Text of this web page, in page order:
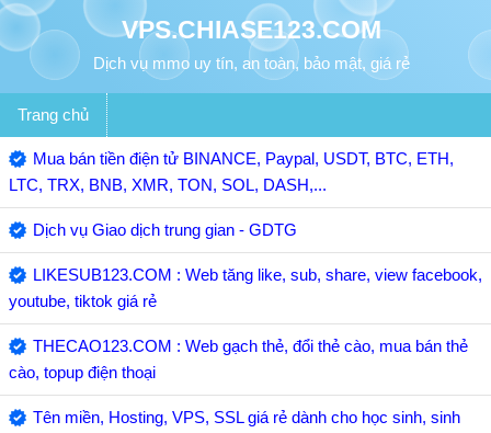
VPS.CHIASE123.COM
Dịch vụ mmo uy tín, an toàn, bảo mật, giá rẻ
Trang chủ
Mua bán tiền điện tử BINANCE, Paypal, USDT, BTC, ETH,
LTC, TRX, BNB, XMR, TON, SOL, DASH,...
Dịch vụ Giao dịch trung gian - GDTG
LIKESUB123.COM : Web tăng like, sub, share, view facebook,
youtube, tiktok giá rẻ
THECAO123.COM : Web gạch thẻ, đổi thẻ cào, mua bán thẻ
cào, topup điện thoại
Tên miền, Hosting, VPS, SSL giá rẻ dành cho học sinh, sinh